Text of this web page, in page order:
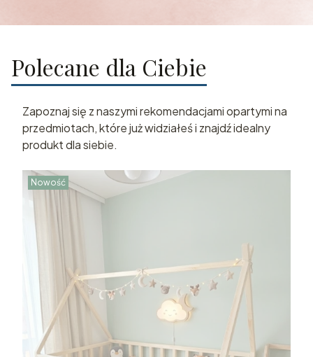
Polecane dla Ciebie
Zapoznaj się z naszymi rekomendacjami opartymi na
przedmiotach, które już widziałeś i znajdź idealny
produkt dla siebie.
Nowość